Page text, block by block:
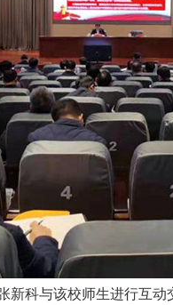
新科与该校师生进行互